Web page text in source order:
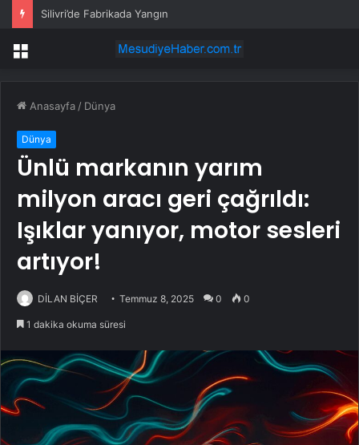
Silivri’de Fabrikada Yangın
Menü
Anasayfa / Dünya
Dünya
Ünlü markanın yarım
milyon aracı geri çağrıldı:
Işıklar yanıyor, motor sesleri
artıyor!
DİLAN BİÇER Temmuz 8, 2025 0 0
1 dakika okuma süresi